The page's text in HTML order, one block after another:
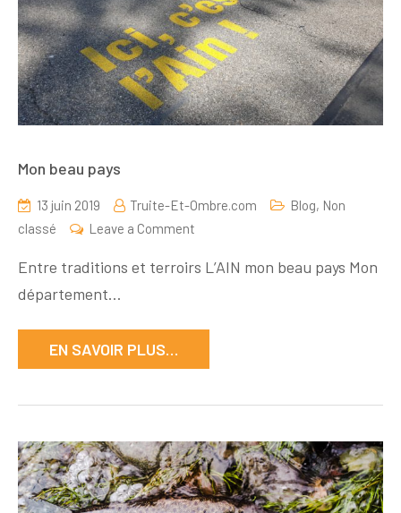
Mon beau pays
13 juin 2019 Truite-Et-Ombre.com Blog, Non
classé
Leave a Comment
beau
Entre traditions et terroirs L’AIN mon beau pays Mon
département…
EN SAVOIR PLUS…